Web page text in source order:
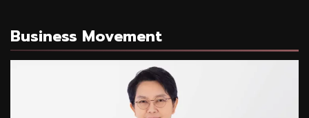
Business Movement